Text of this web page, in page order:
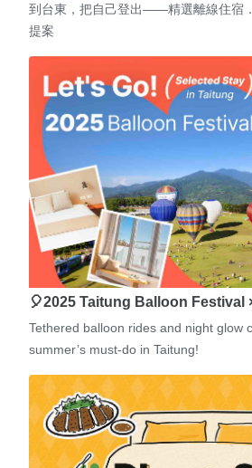
到台東，把自己登出——精選離線住宿
提案
🎈2025 Taitung Balloon Festival
Tethered balloon rides and night glow
summer’s must-do in Taitung!